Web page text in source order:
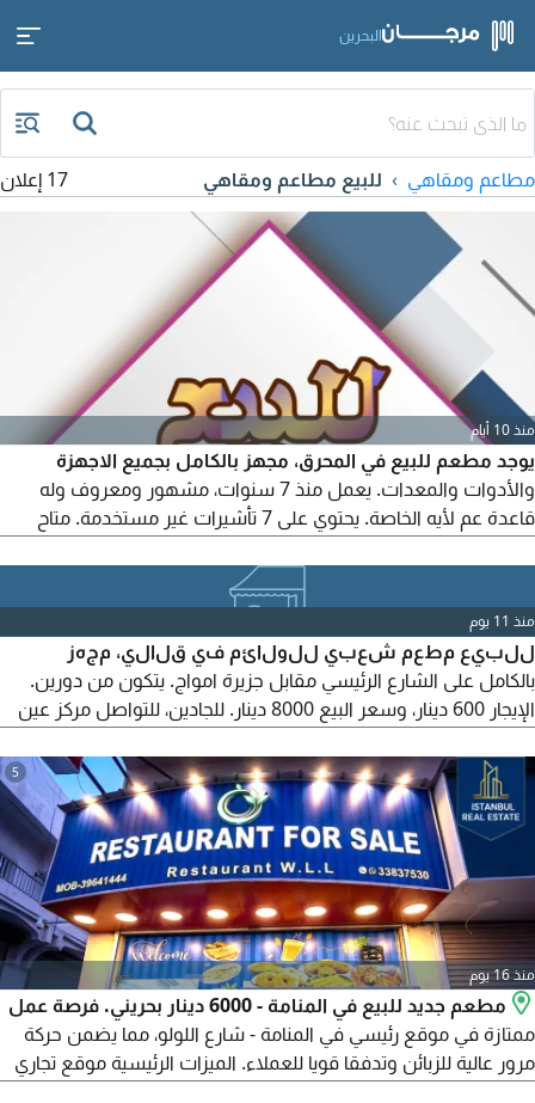
البحرين
مطاعم ومقاهي للبيع مطاعم ومقاهي 17 إعلان
منذ 10 أيام
يوجد مطعم للبيع في المحرق، مجهز بالكامل بجميع الاجهزة
والأدوات والمعدات. يعمل منذ 7 سنوات، مشهور ومعروف وله
قاعدة عم لأيه الخاصة. يحتوي على 7 تأشيرات غير مستخدمة. متاح
لاستقبال العملاء. المحل يتكون من طابقين مع شطرين، والإيجار
250 دينار بحريني. سعر البيع 9000 دينار بحريني وقابل للتفاوض. الصور
متوفرة
منذ 11 يوم
للبيع مطعم شعبي للولائم في قلالي، مجهز
بالكامل على الشارع الرئيسي مقابل جزيرة امواج. يتكون من دورين.
الإيجار 600 دينار، وسعر البيع 8000 دينار. للجادين، للتواصل مركز عين
العقاري) برخصة رقم SA 201803/ 0013. الهاتف مذكور
5
منذ 16 يوم
مطعم جديد للبيع في المنامة - 6000 دينار بحريني. فرصة عمل
ممتازة في موقع رئيسي في المنامة - شارع اللولو، مما يضمن حركة
مرور عالية للزبائن وتدفقا قويا للعملاء. الميزات الرئيسية موقع تجاري